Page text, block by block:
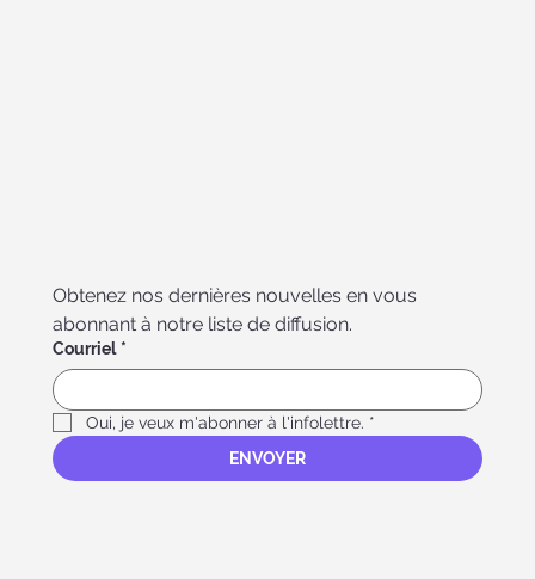
Obtenez nos dernières nouvelles en vous
abonnant à notre liste de diffusion.
Courriel *
Oui, je veux m'abonner à l'infolettre. *
ENVOYER